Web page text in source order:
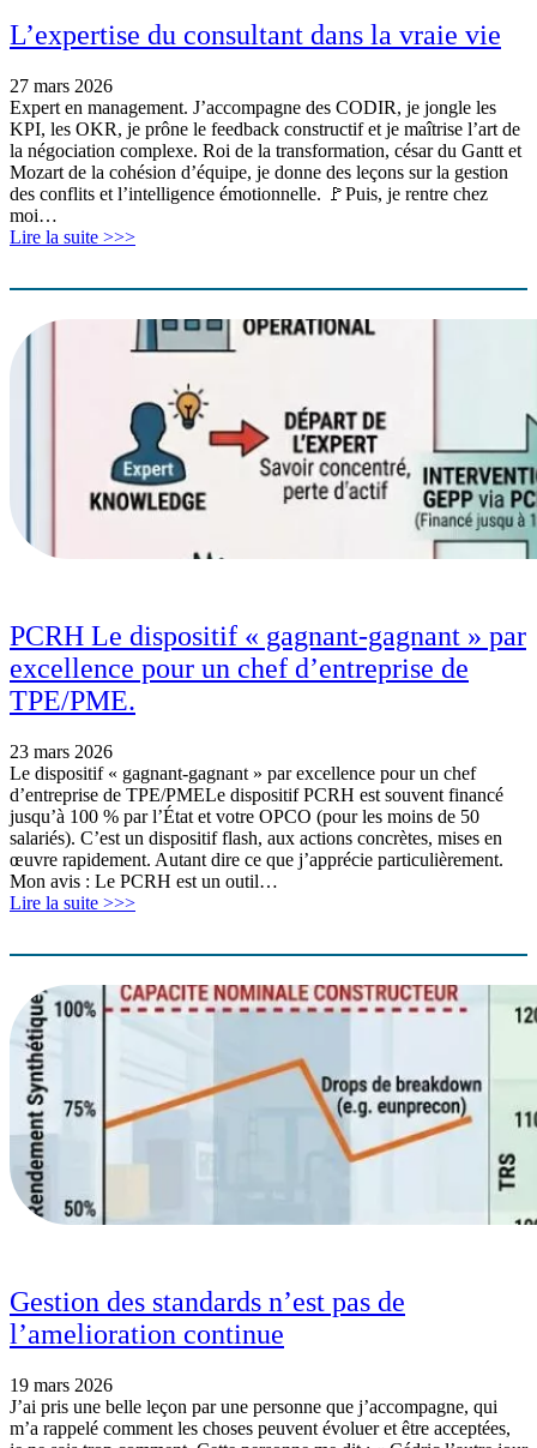
L’expertise du consultant dans la vraie vie
27 mars 2026
Expert en management. J’accompagne des CODIR, je jongle les
KPI, les OKR, je prône le feedback constructif et je maîtrise l’art de
la négociation complexe. Roi de la transformation, césar du Gantt et
Mozart de la cohésion d’équipe, je donne des leçons sur la gestion
des conflits et l’intelligence émotionnelle. 🚩Puis, je rentre chez
moi…
Lire la suite >>>
PCRH Le dispositif « gagnant-gagnant » par
excellence pour un chef d’entreprise de
TPE/PME.
23 mars 2026
Le dispositif « gagnant-gagnant » par excellence pour un chef
d’entreprise de TPE/PMELe dispositif PCRH est souvent financé
jusqu’à 100 % par l’État et votre OPCO (pour les moins de 50
salariés). C’est un dispositif flash, aux actions concrètes, mises en
œuvre rapidement. Autant dire ce que j’apprécie particulièrement.
Mon avis : Le PCRH est un outil…
Lire la suite >>>
Gestion des standards n’est pas de
l’amelioration continue
19 mars 2026
J’ai pris une belle leçon par une personne que j’accompagne, qui
m’a rappelé comment les choses peuvent évoluer et être acceptées,